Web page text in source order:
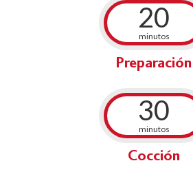
20
minutos
Preparación
30
minutos
Cocción